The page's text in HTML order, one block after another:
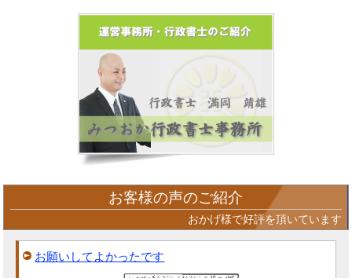
お客様の声のご紹介
おかげ様で好評を頂いています
お願いしてよかったです